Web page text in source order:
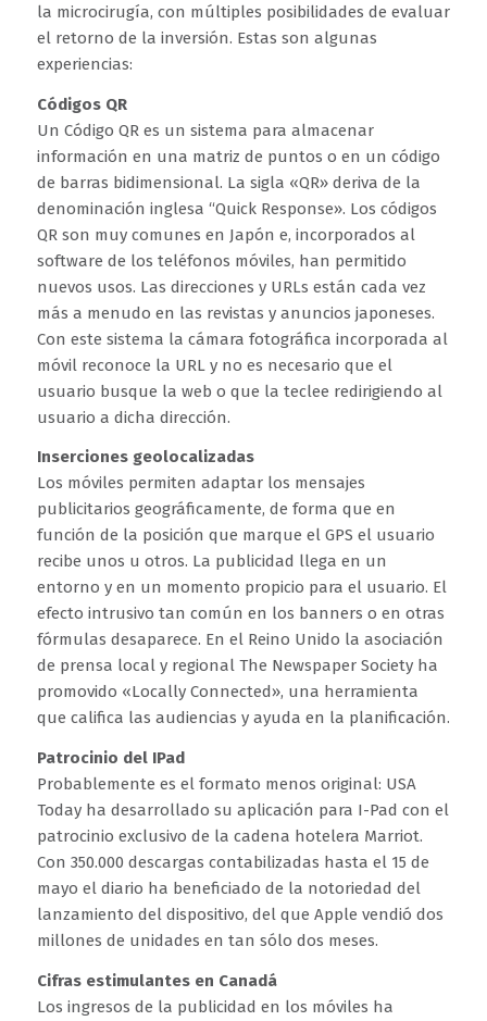
la microcirugía, con múltiples posibilidades de evaluar
el retorno de la inversión. Estas son algunas
experiencias:
Códigos QR
Un Código QR es un sistema para almacenar
información en una matriz de puntos o en un código
de barras bidimensional. La sigla «QR» deriva de la
denominación inglesa “Quick Response». Los códigos
QR son muy comunes en Japón e, incorporados al
software de los teléfonos móviles, han permitido
nuevos usos. Las direcciones y URLs están cada vez
más a menudo en las revistas y anuncios japoneses.
Con este sistema la cámara fotográfica incorporada al
móvil reconoce la URL y no es necesario que el
usuario busque la web o que la teclee redirigiendo al
usuario a dicha dirección.
Inserciones geolocalizadas
Los móviles permiten adaptar los mensajes
publicitarios geográficamente, de forma que en
función de la posición que marque el GPS el usuario
recibe unos u otros. La publicidad llega en un
entorno y en un momento propicio para el usuario. El
efecto intrusivo tan común en los banners o en otras
fórmulas desaparece. En el Reino Unido la asociación
de prensa local y regional The Newspaper Society ha
promovido «Locally Connected», una herramienta
que califica las audiencias y ayuda en la planificación.
Patrocinio del IPad
Probablemente es el formato menos original: USA
Today ha desarrollado su aplicación para I-Pad con el
patrocinio exclusivo de la cadena hotelera Marriot.
Con 350.000 descargas contabilizadas hasta el 15 de
mayo el diario ha beneficiado de la notoriedad del
lanzamiento del dispositivo, del que Apple vendió dos
millones de unidades en tan sólo dos meses.
Cifras estimulantes en Canadá
Los ingresos de la publicidad en los móviles ha